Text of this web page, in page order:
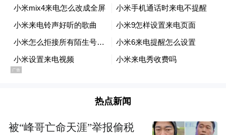
这次来中国，更把“返璞归真”演绎到了极
致。落地上海第一站，不去五星酒廊，不去
米其林餐厅，而是一头扎进锦德菜市场。
热点新闻
被“峰哥亡命天涯”举报偷税